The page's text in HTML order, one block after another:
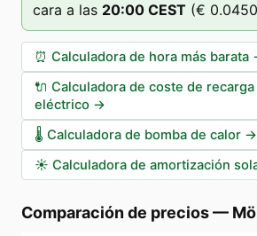
cara a las 20:00 CEST (€ 0.0450
⏰ Calculadora de hora más barata
🔌 Calculadora de coste de
eléctrico →
🌡️ Calculadora de bomba de calor →
☀️ Calculadora de amortización
Comparación de precios—